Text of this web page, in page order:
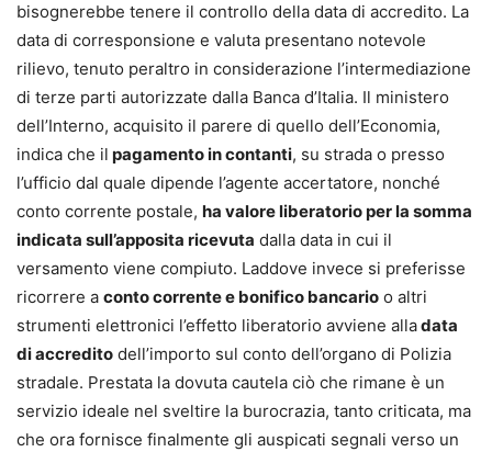
bisognerebbe tenere il controllo della data di accredito. La
data di corresponsione e valuta presentano notevole
rilievo, tenuto peraltro in considerazione l’intermediazione
di terze parti autorizzate dalla Banca d’Italia. Il ministero
dell’Interno, acquisito il parere di quello dell’Economia,
indica che il pagamento in contanti, su strada o presso
l’ufficio dal quale dipende l’agente accertatore, nonché
conto corrente postale, ha valore liberatorio per la somma
indicata sull’apposita ricevuta dalla data in cui il
versamento viene compiuto. Laddove invece si preferisse
ricorrere a conto corrente e bonifico bancario o altri
strumenti elettronici l’effetto liberatorio avviene alladata
di accredito dell’importo sul conto dell’organo di Polizia
stradale. Prestata la dovuta cautela ciò che rimane è un
servizio ideale nel sveltire la burocrazia, tanto criticata, ma
che ora fornisce finalmente gli auspicati segnali verso un